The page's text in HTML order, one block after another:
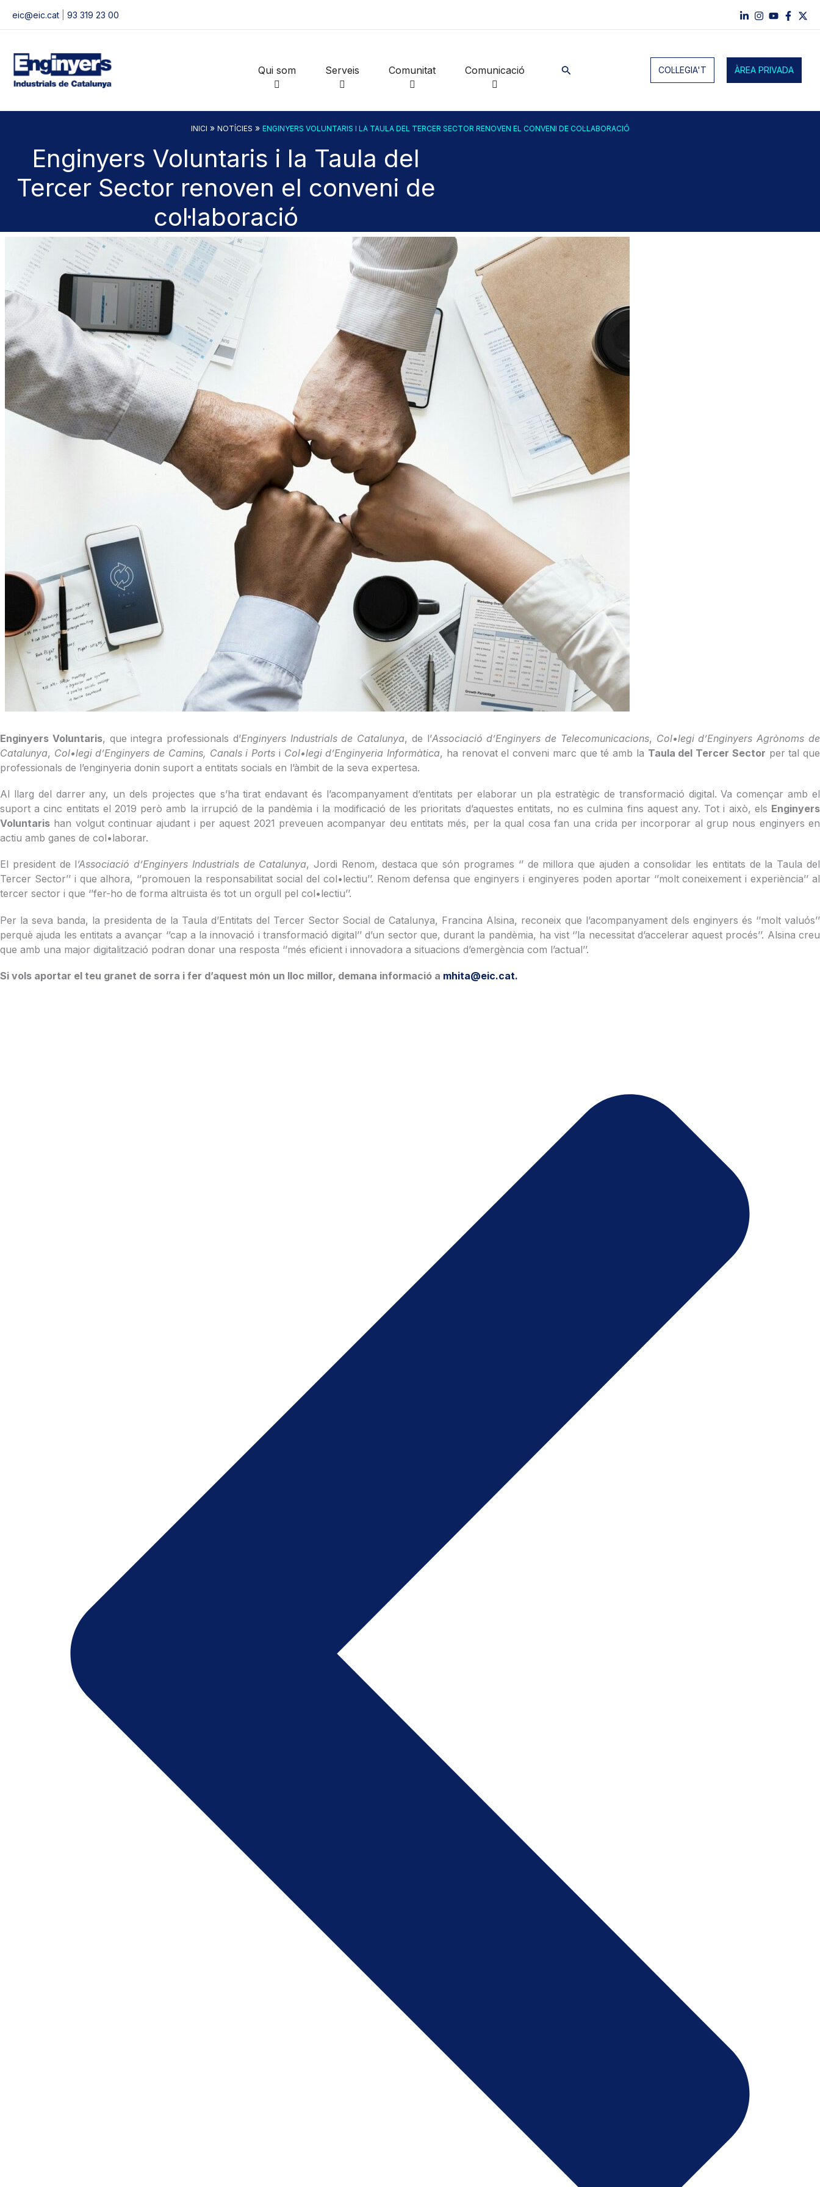
eic@eic.cat 93 319 23 00
Qui som Serveis Comunitat Comunicació Cerca COL·LEGIA'T ÀREA PRIVADA
INICI » NOTÍCIES » ENGINYERS VOLUNTARIS I LA TAULA DEL TERCER SECTOR RENOVEN EL CONVENI DE COL·LABORACIÓ
Enginyers Voluntaris i la Taula del
Tercer Sector renoven el conveni de
col·laboració
Enginyers Voluntaris, que integra professionals d’Enginyers Industrials de Catalunya, de l’Associació d’Enginyers de Telecomunicacions, Col•legi d’Enginyers Agrònoms de
Catalunya, Col•legi d’Enginyers de Camins, Canals i Ports i Col•legi d’Enginyeria Informàtica, ha renovat el conveni marc que té amb la Taula del Tercer Sector per tal que
professionals de l’enginyeria donin suport a entitats socials en l’àmbit de la seva expertesa.
Al llarg del darrer any, un dels projectes que s’ha tirat endavant és l’acompanyament d’entitats per elaborar un pla estratègic de transformació digital. Va començar amb el
suport a cinc entitats el 2019 però amb la irrupció de la pandèmia i la modificació de les prioritats d’aquestes entitats, no es culmina fins aquest any. Tot i això, els Enginyers
Voluntaris han volgut continuar ajudant i per aquest 2021 preveuen acompanyar deu entitats més, per la qual cosa fan una crida per incorporar al grup nous enginyers en
actiu amb ganes de col•laborar.
El president de l’Associació d’Enginyers Industrials de Catalunya, Jordi Renom, destaca que són programes ‘’ de millora que ajuden a consolidar les entitats de la Taula del
Tercer Sector’’ i que alhora, ‘’promouen la responsabilitat social del col•lectiu’’. Renom defensa que enginyers i enginyeres poden aportar ‘’molt coneixement i experiència’’ al
tercer sector i que ‘’fer-ho de forma altruista és tot un orgull pel col•lectiu’’.
Per la seva banda, la presidenta de la Taula d’Entitats del Tercer Sector Social de Catalunya, Francina Alsina, reconeix que l’acompanyament dels enginyers és ‘’molt valuós’’
perquè ajuda les entitats a avançar ‘’cap a la innovació i transformació digital’’ d’un sector que, durant la pandèmia, ha vist ‘’la necessitat d’accelerar aquest procés’’. Alsina creu
que amb una major digitalització podran donar una resposta ‘’més eficient i innovadora a situacions d’emergència com l’actual’’.
Si vols aportar el teu granet de sorra i fer d’aquest món un lloc millor, demana informació a mhita@eic.cat.